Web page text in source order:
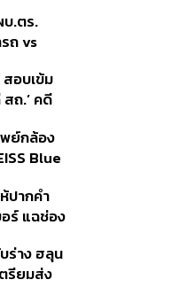
บ.ตร.
ถ vs
กับ
อังสนา
อบเข้ม
ถ.’ คดี
จ่อชง
. นี้
ย์กล้อง
Blue
น สู่ข้อ
ลล์ฯ’ ฟ้อง
แบรนด์
ปากคำ
อร์ แฉช่อง
การเมือง
ร่าง ฮลุน
รียมส่ง